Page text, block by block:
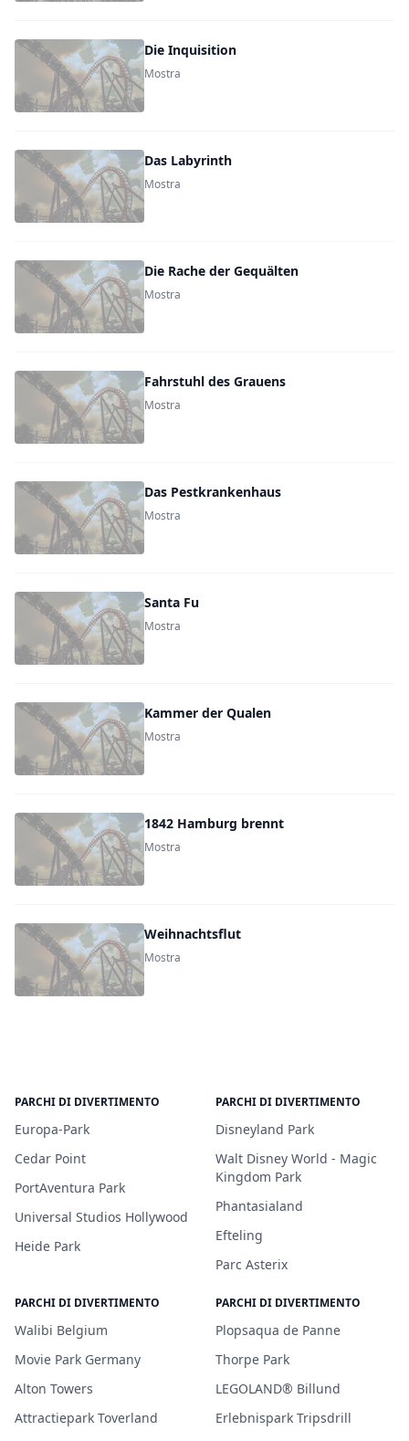
Die Inquisition
Mostra
Das Labyrinth
Mostra
Die Rache der Gequälten
Mostra
Fahrstuhl des Grauens
Mostra
Das Pestkrankenhaus
Mostra
Santa Fu
Mostra
Kammer der Qualen
Mostra
1842 Hamburg brennt
Mostra
Weihnachtsflut
Mostra
PARCHI DI DIVERTIMENTO
Europa-Park
Cedar Point
PortAventura Park
Universal Studios Hollywood
Heide Park
PARCHI DI DIVERTIMENTO
Disneyland Park
Walt Disney World - Magic
Kingdom Park
Phantasialand
Efteling
Parc Asterix
PARCHI DI DIVERTIMENTO
Walibi Belgium
Movie Park Germany
Alton Towers
Attractiepark Toverland
PARCHI DI DIVERTIMENTO
Plopsaqua de Panne
Thorpe Park
LEGOLAND® Billund
Erlebnispark Tripsdrill